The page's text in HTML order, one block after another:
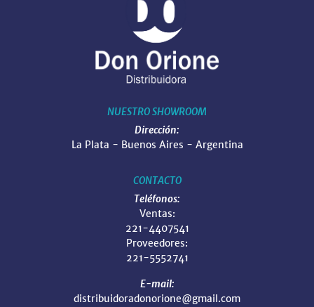
NUESTRO SHOWROOM
Dirección:
La Plata - Buenos Aires - Argentina
CONTACTO
Teléfonos:
Ventas:
221-4407541
Proveedores:
221-5552741
E-mail:
distribuidoradonorione@gmail.com